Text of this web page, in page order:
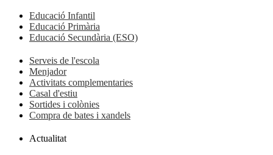
Educació Infantil
Educació Primària
Educació Secundària (ESO)
Serveis de l'escola
Menjador
Activitats complementaries
Casal d'estiu
Sortides i colònies
Compra de bates i xandels
Actualitat